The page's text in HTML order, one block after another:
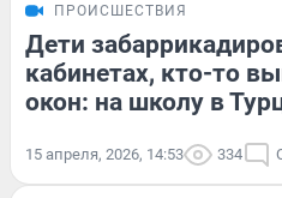
ПРОИСШЕСТВИЯ
Дети
кабинетах, кто-то
окон: на школу в
15 апреля, 2026, 14:53 334